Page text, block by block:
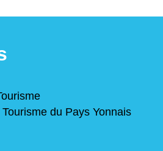
du Pays Yonnais